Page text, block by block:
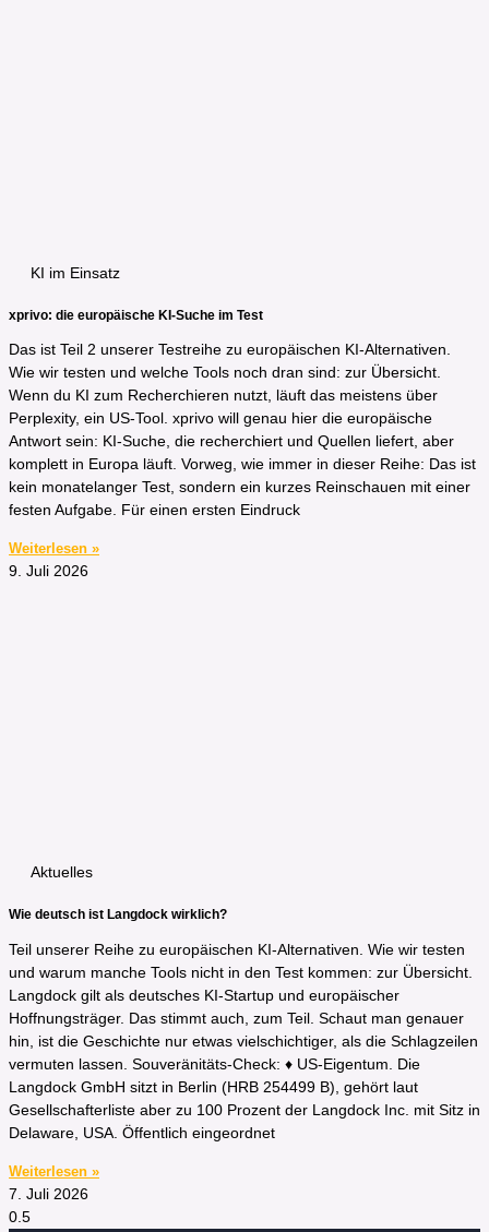
KI im Einsatz
xprivo: die europäische KI-Suche im Test
Das ist Teil 2 unserer Testreihe zu europäischen KI-Alternativen.
Wie wir testen und welche Tools noch dran sind: zur Übersicht.
Wenn du KI zum Recherchieren nutzt, läuft das meistens über
Perplexity, ein US-Tool. xprivo will genau hier die europäische
Antwort sein: KI-Suche, die recherchiert und Quellen liefert, aber
komplett in Europa läuft. Vorweg, wie immer in dieser Reihe: Das ist
kein monatelanger Test, sondern ein kurzes Reinschauen mit einer
festen Aufgabe. Für einen ersten Eindruck
Weiterlesen »
9. Juli 2026
Aktuelles
Wie deutsch ist Langdock wirklich?
Teil unserer Reihe zu europäischen KI-Alternativen. Wie wir testen
und warum manche Tools nicht in den Test kommen: zur Übersicht.
Langdock gilt als deutsches KI-Startup und europäischer
Hoffnungsträger. Das stimmt auch, zum Teil. Schaut man genauer
hin, ist die Geschichte nur etwas vielschichtiger, als die Schlagzeilen
vermuten lassen. Souveränitäts-Check: ♦ US-Eigentum. Die
Langdock GmbH sitzt in Berlin (HRB 254499 B), gehört laut
Gesellschafterliste aber zu 100 Prozent der Langdock Inc. mit Sitz in
Delaware, USA. Öffentlich eingeordnet
Weiterlesen »
7. Juli 2026